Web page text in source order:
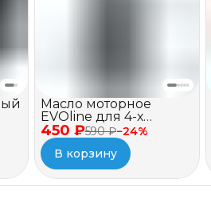
450 ₽590 ₽−24%
Масло моторное
EVOline для 4-х
тактных двигателей,
полусинтетическое,
SAE 10W-40 API SJ/CF, 1
л
В корзину